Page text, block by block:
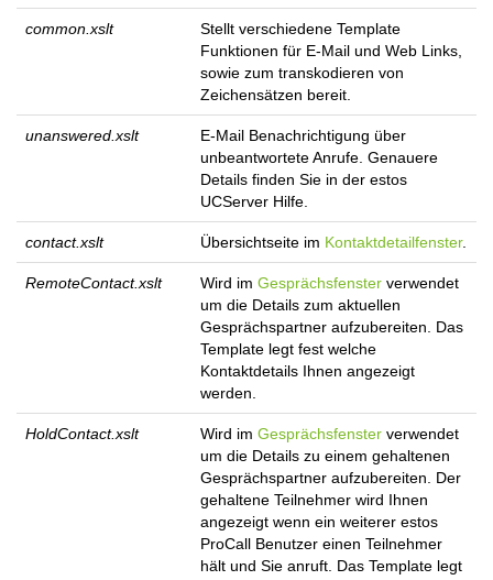
common.xslt
Stellt verschiedene Template
Funktionen für E-Mail und Web Links,
sowie zum transkodieren von
Zeichensätzen bereit.
unanswered.xslt
E-Mail Benachrichtigung über
unbeantwortete Anrufe. Genauere
Details finden Sie in der estos
UCServer Hilfe.
contact.xslt Übersichtseite im Kontaktdetailfenster.
RemoteContact.xslt Wird im Gesprächsfenster verwendet
um die Details zum aktuellen
Gesprächspartner aufzubereiten. Das
Template legt fest welche
Kontaktdetails Ihnen angezeigt
werden.
HoldContact.xslt Wird im Gesprächsfenster verwendet
um die Details zu einem gehaltenen
Gesprächspartner aufzubereiten. Der
gehaltene Teilnehmer wird Ihnen
angezeigt wenn ein weiterer estos
ProCall Benutzer einen Teilnehmer
hält und Sie anruft. Das Template legt